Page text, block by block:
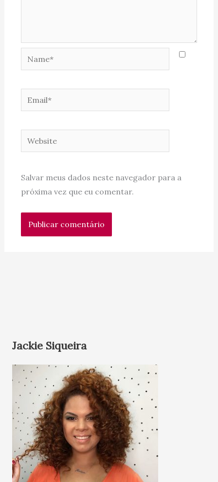
Name*
Email*
Website
Salvar meus dados neste navegador para a
próxima vez que eu comentar.
Jackie Siqueira